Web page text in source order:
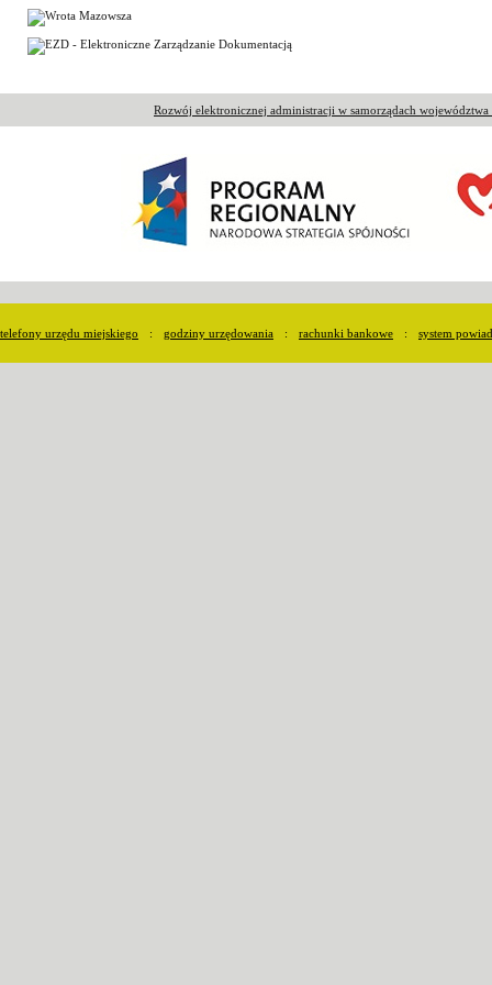
Rozwój elektronicznej administracji w samorządach
telefony urzędu miejskiego : godziny urzędowania : rachunki bankowe : system